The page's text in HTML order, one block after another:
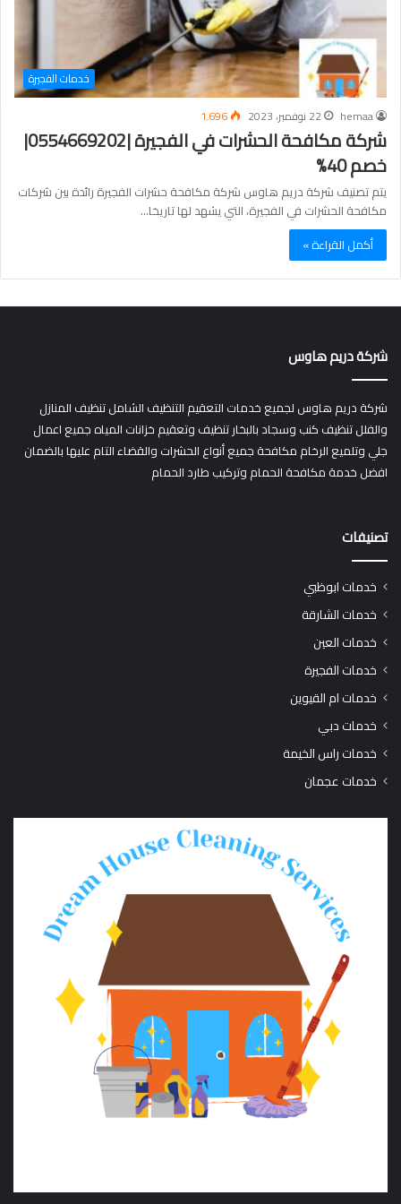
خدمات الفجيرة
hemaa
22 نوفمبر، 2023 1٬696
شركة مكافحة الحشرات في الفجيرة |0554669202|
خصم 40%
يتم تصنيف شركة دريم هاوس شركة مكافحة حشرات الفجيرة رائدة بين شركات
مكافحة الحشرات في الفجيرة، التي يشهد لها تاريخا…
أكمل القراءة »
شركة دريم هاوس
شركة دريم هاوس لجميع خدمات التعقيم التنظيف الشامل تنظيف المنازل
والفلل تنظيف كنب وسجاد بالبخار تنظيف وتعقيم خزانات المياه جميع اعمال
جلي وتلميع الرخام مكافحة جميع أنواع الحشرات والقضاء التام عليها بالضمان
افضل خدمة مكافحة الحمام وتركيب طارد الحمام
تصنيفات
خدمات ابوظبي
خدمات الشارقة
خدمات العين
خدمات الفجيرة
خدمات ام القيوين
خدمات دبي
خدمات راس الخيمة
خدمات عجمان